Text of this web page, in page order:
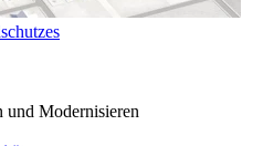
und Modernisieren